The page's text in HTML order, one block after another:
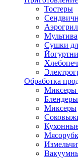
Тостеры
Сушки
Обработка
Миксеры
Блендеры
Миксеры